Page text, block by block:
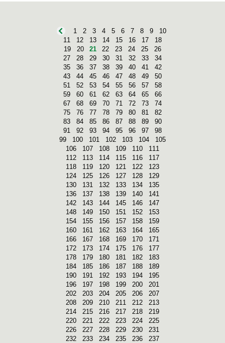
1 2 3 4 5 6 7 8 9
10
11
12 13 14 15 16 17
18
19
20 21 22 23 24 25
26
27
28 29 30 31 32 33
34
35
36 37 38 39 40 41
42
43
44 45 46 47 48 49
50
51
52 53 54 55 56 57
58
59
60 61 62 63 64 65
66
67
68 69 70 71 72 73
74
75
76 77 78 79 80 81
82
83
84 85 86 87 88 89
90
91
92 93 94 95 96 97
98
99
100 101 102 103 104
105
106
107 108 109 110
111
112
113 114 115 116
117
118
119 120 121 122
123
124
125 126 127 128
129
130
131 132 133 134
135
136
137 138 139 140
141
142
143 144 145 146
147
148
149 150 151 152
153
154
155 156 157 158
159
160
161 162 163 164
165
166
167 168 169 170
171
172
173 174 175 176
177
178
179 180 181 182
183
184
185 186 187 188
189
190
191 192 193 194
195
196
197 198 199 200
201
202
203 204 205 206
207
208
209 210 211 212
213
214
215 216 217 218
219
220
221 222 223 224
225
226
227 228 229 230
231
232
233 234 235 236
237